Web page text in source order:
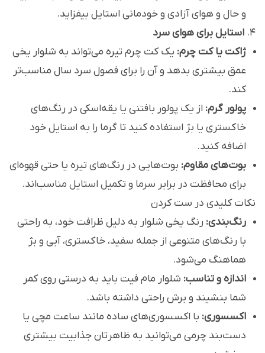
و حال و هوای آزادی و خودمانی استایل بیفزاید.
۴. استایل برای هوای سرد
ژاکت یا کت چرم: یک کت چرم تیره می‌تواند به شلوار یخی
عمق بیشتری بدهد و آن را برای فصول سرد سال مناسب‌تر
کند.
پولور گرم: از یک پولور بافتنی یا یقه‌اسکی در رنگ‌های
خاکستری یا بژ استفاده کنید تا گرما را به استایل خود
اضافه کنید.
بوت‌های مقاوم: بوت‌هایی در رنگ‌های تیره یا حتی قهوه‌ای
برای محافظت در برابر سرما و تکمیل استایل مناسب‌اند.
نکات کلیدی در ست کردن
رنگ‌بندی: رنگ یخی شلوار به دلیل ظرافت خود، به راحتی
با رنگ‌های متنوعی از جمله سفید، خاکستری، آبی و بژ
هماهنگ می‌شود.
اندازه و تناسب: شلوار مام فیت باید به درستی روی کمر
شما بنشیند و برش راحتی داشته باشد.
اکسسوری: با اکسسوری‌های ساده مانند ساعت مچی یا
دست‌بند چرمی می‌توانید به ظاهرتان جذابیت بیشتری